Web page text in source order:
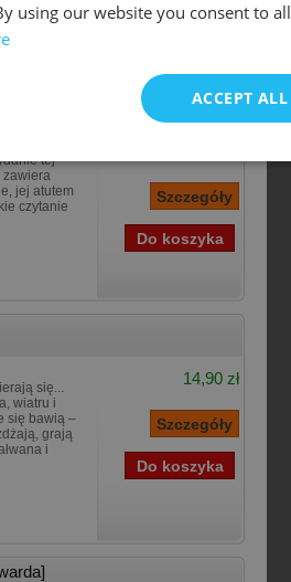
tej
zawiera
jej atutem
czytanie
się...
wiatru i
się bawią –
grają
i
14,90 zł
using our website you consent to all
ACCEPT ALL